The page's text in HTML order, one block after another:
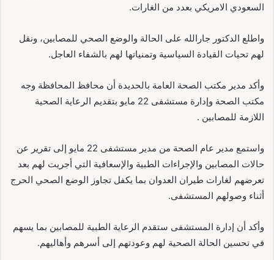
السعودي الامريكي بعدد من الغارات.
واطلع الدكتور جارالله على الحالة والوضع الصحي للمصابين، ونقل
لهم تحيات القيادة السياسية وتمنياتها لهم بالشفاء العاجل.
وأكد مدير مكتب الصحة العامة بالحديدة أن محافظ المحافظة وجه
مكتب الصحة وإدارة مستشفى 22 مايو بتقديم الرعاية الصحية
اللازمة للمصابين .
واستمع مدير عام الصحة من مدير مستشفى 22 مايو إلى تقرير عن
حالات المصابين والإجراءات الطبية والإسعافية التي أجريت لهم بعد
تعرضهم لغارات طيران العدوان بما يكفل تجاوز الوضع الصحي الحرج
أثناء وصولهم المستشفى.
وأكد أن إدارة المستشفى ستقدم الرعاية الطبية للمصابين بما يسهم
في تحسين الحالة الصحية لهم وعودتهم إلى أسرهم وأهاليهم.